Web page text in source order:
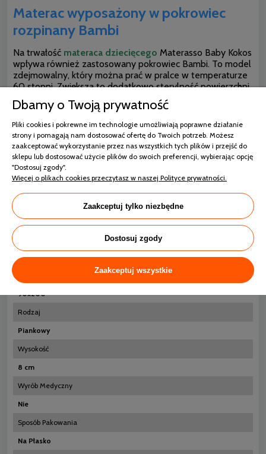
Materac wyposażony w pokrowiec
rozpinany Bambi
Na trwałość materaca dziecięcego Materasso Baby Kokos
wpływa również zastosowany pokrowiec Bambi. To model
zdejmowalny, który można prać w pralce w temperaturze
60 stopni. Zwiększa to dodatkowo sterylność powierzchni
spania.
Warto wiedzieć, że w takiej temperaturze giną
roztocza, a także bakterie. Pokrowiec posiada zamek
dla łatwego zakładania i zdejmowania.
Jego pikowana
struktura pięknie się prezentuje, a jednocześnie zwiększa
wygodę powierzchni spania. Każde dziecko na takim
materacu bardzo dobrze się wyśpi. Będzie wspierać
prawidłowy rozwój kostny oraz pracę układu krążenia.
Dzięki temu krew będzie swobodnie przepływać i
Dane techniczne
90x200
Rodzaj
Piankowy
Wysokość
8 cm
Wyrób Medyczny
Nie
Sposób Pakowania
Na Płasko
Dbamy o Twoją prywatność
Pliki cookies i pokrewne im technologie umożliwiają poprawne działanie
strony i pomagają nam dostosować ofertę do Twoich potrzeb. Możesz
zaakceptować wykorzystanie przez nas wszystkich tych plików i przejść do
sklepu lub dostosować użycie plików do swoich preferencji, wybierając opcję
"Dostosuj zgody".
Więcej o plikach cookies przeczytasz w naszej Polityce prywatności.
Zaakceptuj tylko niezbędne
Dostosuj zgody
Zaakceptuj wszystkie